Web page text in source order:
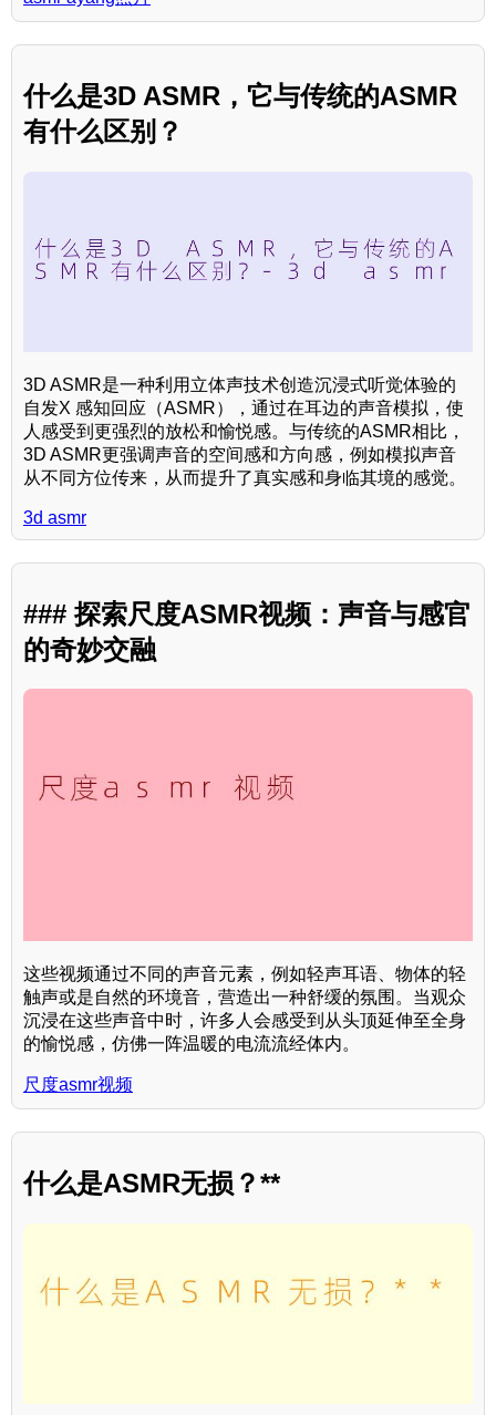
什么是3D ASMR，它与传统的ASMR
有什么区别？
3D ASMR是一种利用立体声技术创造沉浸式听觉体验的
自发X 感知回应（ASMR），通过在耳边的声音模拟，使
人感受到更强烈的放松和愉悦感。与传统的ASMR相比，
3D ASMR更强调声音的空间感和方向感，例如模拟声音
从不同方位传来，从而提升了真实感和身临其境的感觉。
3d asmr
### 探索尺度ASMR视频：声音与感官
的奇妙交融
这些视频通过不同的声音元素，例如轻声耳语、物体的轻
触声或是自然的环境音，营造出一种舒缓的氛围。当观众
沉浸在这些声音中时，许多人会感受到从头顶延伸至全身
的愉悦感，仿佛一阵温暖的电流流经体内。
尺度asmr视频
什么是ASMR无损？**